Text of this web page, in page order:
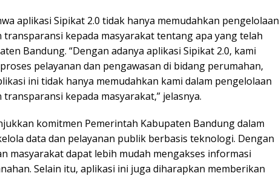
aplikasi Sipikat 2.0 tidak hanya memudahkan pengelolaan
kepada masyarakat tentang apa yang telah
Bandung. “Dengan adanya aplikasi Sipikat 2.0, kami
pelayanan dan pengawasan di bidang perumahan,
ini tidak hanya memudahkan kami dalam pengelolaan
kepada masyarakat,” jelasnya.
komitmen Pemerintah Kabupaten Bandung dalam
data dan pelayanan publik berbasis teknologi. Dengan
masyarakat dapat lebih mudah mengakses informasi
Selain itu, aplikasi ini juga diharapkan memberikan